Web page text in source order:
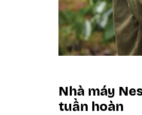
Nhà máy
tuần hoàn